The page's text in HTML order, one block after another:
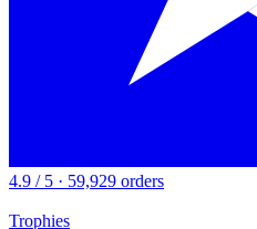
4.9 / 5 · 59,929 orders
Trophies